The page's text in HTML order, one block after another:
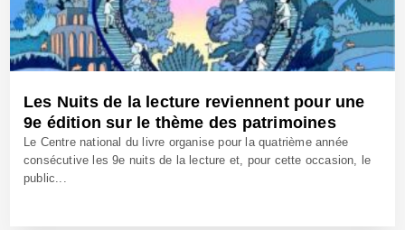
Les Nuits de la lecture reviennent pour une
9e édition sur le thème des patrimoines
Le Centre national du livre organise pour la quatrième année
consécutive les 9e nuits de la lecture et, pour cette occasion, le
public...